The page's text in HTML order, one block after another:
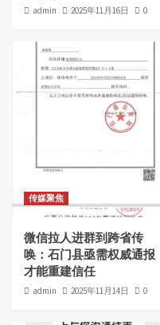
admin 2025年11月16日 0
传媒聚焦
微信拉人进群到跨省传
唤：石门县亟需权威通报
才能重建信任
admin 2025年11月14日 0